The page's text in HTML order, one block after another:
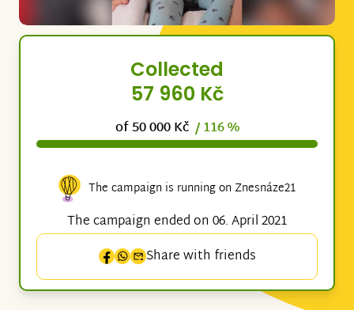
Collected
57 960 Kč
of 50 000 Kč / 116 %
The campaign is running on Znesnáze21
The campaign ended on 06. April 2021
Share with friends